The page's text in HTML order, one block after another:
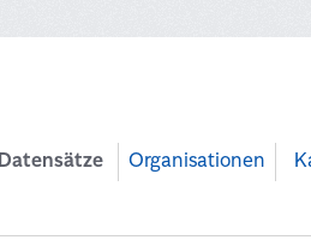
Datensätze Organisationen